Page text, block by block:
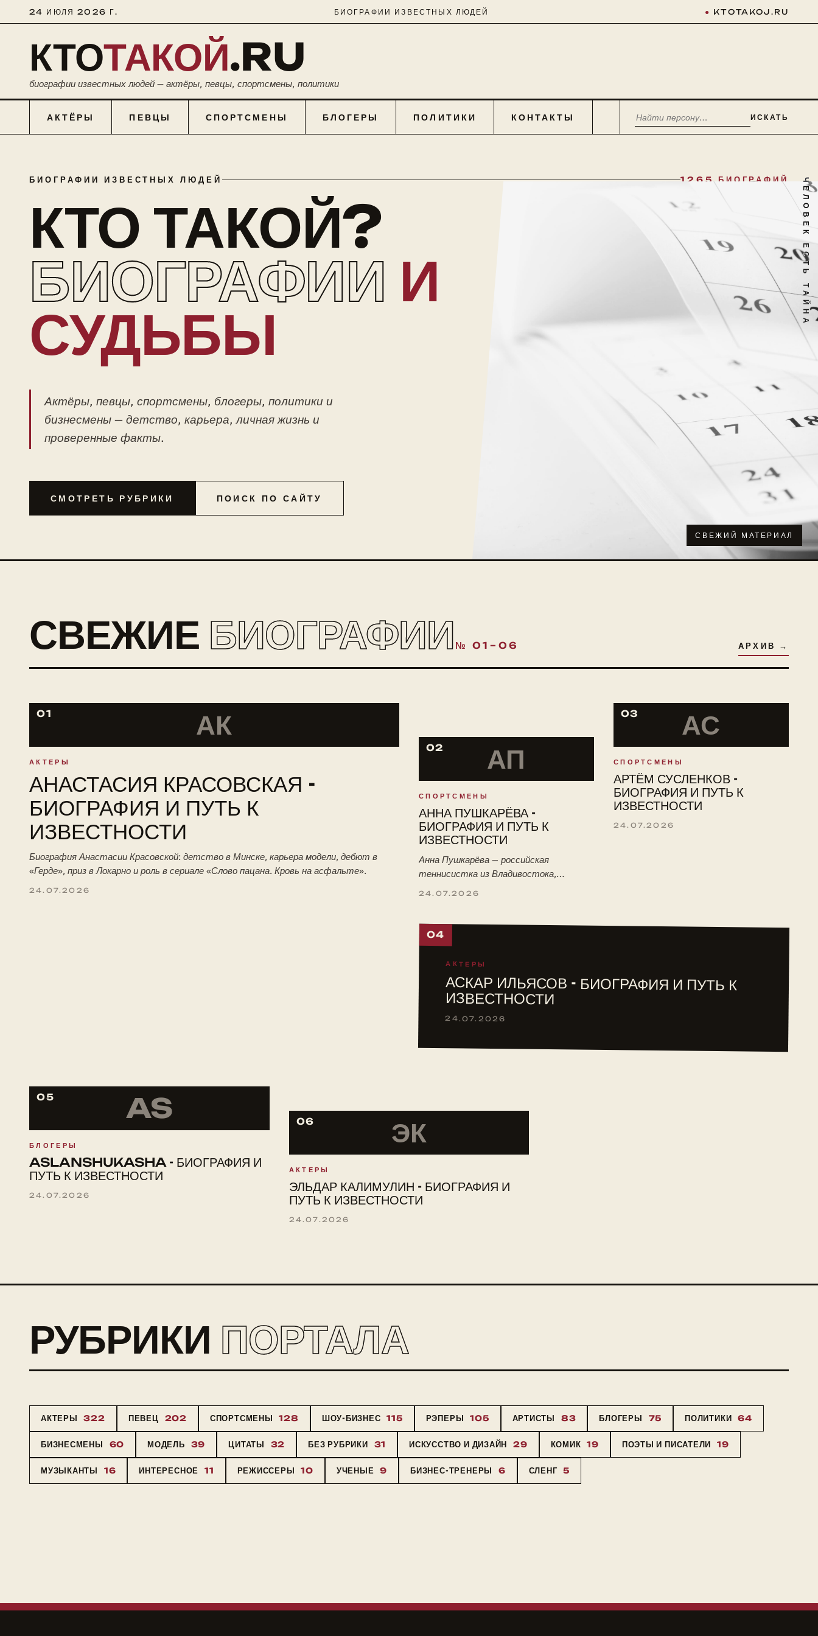
24 ИЮЛЯ 2026 Г. БИОГРАФИИ ИЗВЕСТНЫХ ЛЮДЕЙ ● KTOTAKOJ.RU
КТОТАКОЙ.RU
биографии известных людей — актёры, певцы, спортсмены, политики
АКТЁРЫ ПЕВЦЫ СПОРТСМЕНЫ БЛОГЕРЫ ПОЛИТИКИ КОНТАКТЫ ИСКАТЬ
БИОГРАФИИ ИЗВЕСТНЫХ ЛЮДЕЙ 1265 БИОГРАФИЙ
КТО ТАКОЙ?
БИОГРАФИИ И
СУДЬБЫ
Актёры, певцы, спортсмены, блогеры, политики и
бизнесмены — детство, карьера, личная жизнь и
проверенные факты.
СМОТРЕТЬ РУБРИКИ ПОИСК ПО САЙТУ
СВЕЖИЙ МАТЕРИАЛ
ЧЕЛОВЕК ЕСТЬ ТАЙНА
СВЕЖИЕ БИОГРАФИИ № 01–06 АРХИВ →
01 АК
АКТЕРЫ
АНАСТАСИЯ КРАСОВСКАЯ -
БИОГРАФИЯ И ПУТЬ К
ИЗВЕСТНОСТИ
Биография Анастасии Красовской: детство в Минске, карьера модели, дебют в
«Герде», приз в Локарно и роль в сериале «Слово пацана. Кровь на асфальте».
24.07.2026
02 АП
СПОРТСМЕНЫ
АННА ПУШКАРЁВА -
БИОГРАФИЯ И ПУТЬ К
ИЗВЕСТНОСТИ
Анна Пушкарёва — российская
теннисистка из Владивостока,
24.07.2026
03 АС
СПОРТСМЕНЫ
АРТЁМ СУСЛЕНКОВ -
БИОГРАФИЯ И ПУТЬ К
ИЗВЕСТНОСТИ
24.07.2026
04
АКТЕРЫ
АСКАР ИЛЬЯСОВ - БИОГРАФИЯ И ПУТЬ К
ИЗВЕСТНОСТИ
24.07.2026
05 AS
БЛОГЕРЫ
ASLANSHUKASHA - БИОГРАФИЯ И
ПУТЬ К ИЗВЕСТНОСТИ
24.07.2026
06 ЭК
АКТЕРЫ
ЭЛЬДАР КАЛИМУЛИН - БИОГРАФИЯ И
ПУТЬ К ИЗВЕСТНОСТИ
24.07.2026
РУБРИКИ ПОРТАЛА
АКТЕРЫ 322 ПЕВЕЦ 202 СПОРТСМЕНЫ 128 ШОУ-БИЗНЕС 115 РЭПЕРЫ 105 АРТИСТЫ 83 БЛОГЕРЫ 75 ПОЛИТИКИ 64
БИЗНЕСМЕНЫ 60 МОДЕЛЬ 39 ЦИТАТЫ 32 БЕЗ РУБРИКИ 31 ИСКУССТВО И ДИЗАЙН 29 КОМИК 19 ПОЭТЫ И ПИСАТЕЛИ 19
МУЗЫКАНТЫ 16 ИНТЕРЕСНОЕ 11 РЕЖИССЕРЫ 10 УЧЕНЫЕ 9 БИЗНЕС-ТРЕНЕРЫ 6 СЛЕНГ 5